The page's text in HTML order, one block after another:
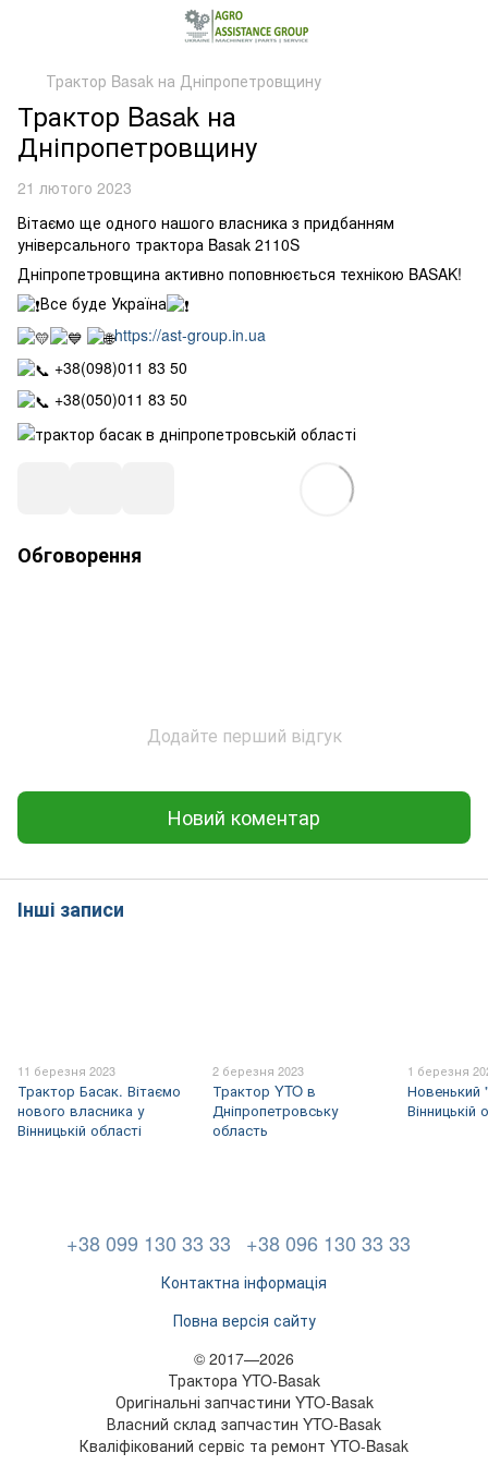
Трактор Basak на Дніпропетровщину
Трактор Basak на
Дніпропетровщину
21 лютого 2023
Вітаємо ще одного нашого власника з придбанням
універсального трактора Basak 2110S
Дніпропетровщина активно поповнюється технікою BASAK!
Все буде Україна
https://ast-group.in.ua
+38(098)011 83 50
+38(050)011 83 50
Обговорення
Додайте перший відгук
Новий коментар
Інші записи
11 березня 2023
Трактор Басак. Вітаємо
нового власника у
Вінницькій області
2 березня 2023
Трактор YTO в
Дніпропетровську
область
1 березня
Новенький
Вінницькій
+38 099 130 33 33 +38 096 130 33 33
Контактна інформація
Повна версія сайту
© 2017—2026
Трактора YTO-Basak
Оригінальні запчастини YTO-Basak
Власний склад запчастин YTO-Basak
Кваліфікований сервіс та ремонт YTO-Basak